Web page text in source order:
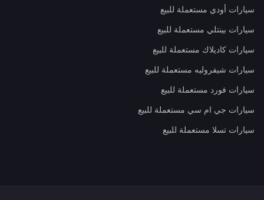
سيارات أودي مستعملة للبيع
سيارات بينتلي مستعملة للبيع
سيارات كاديلاك مستعملة للبيع
سيارات شيفروليه مستعملة للبيع
سيارات فورد مستعملة للبيع
سيارات جي ام سي مستعملة للبيع
سيارات تسلا مستعملة للبيع